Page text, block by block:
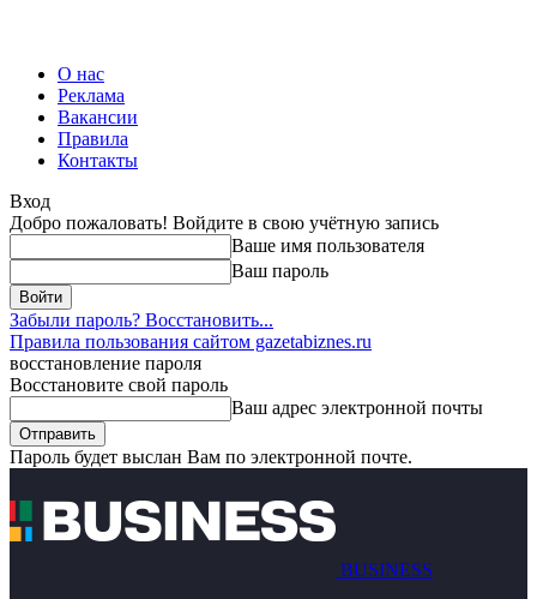
О нас
Реклама
Вакансии
Правила
Контакты
Вход
Добро пожаловать! Войдите в свою учётную запись
Ваше имя пользователя
Ваш пароль
Забыли пароль? Восстановить...
Правила пользования сайтом gazetabiznes.ru
восстановление пароля
Восстановите свой пароль
Ваш адрес электронной почты
Пароль будет выслан Вам по электронной почте.
BUSINESS